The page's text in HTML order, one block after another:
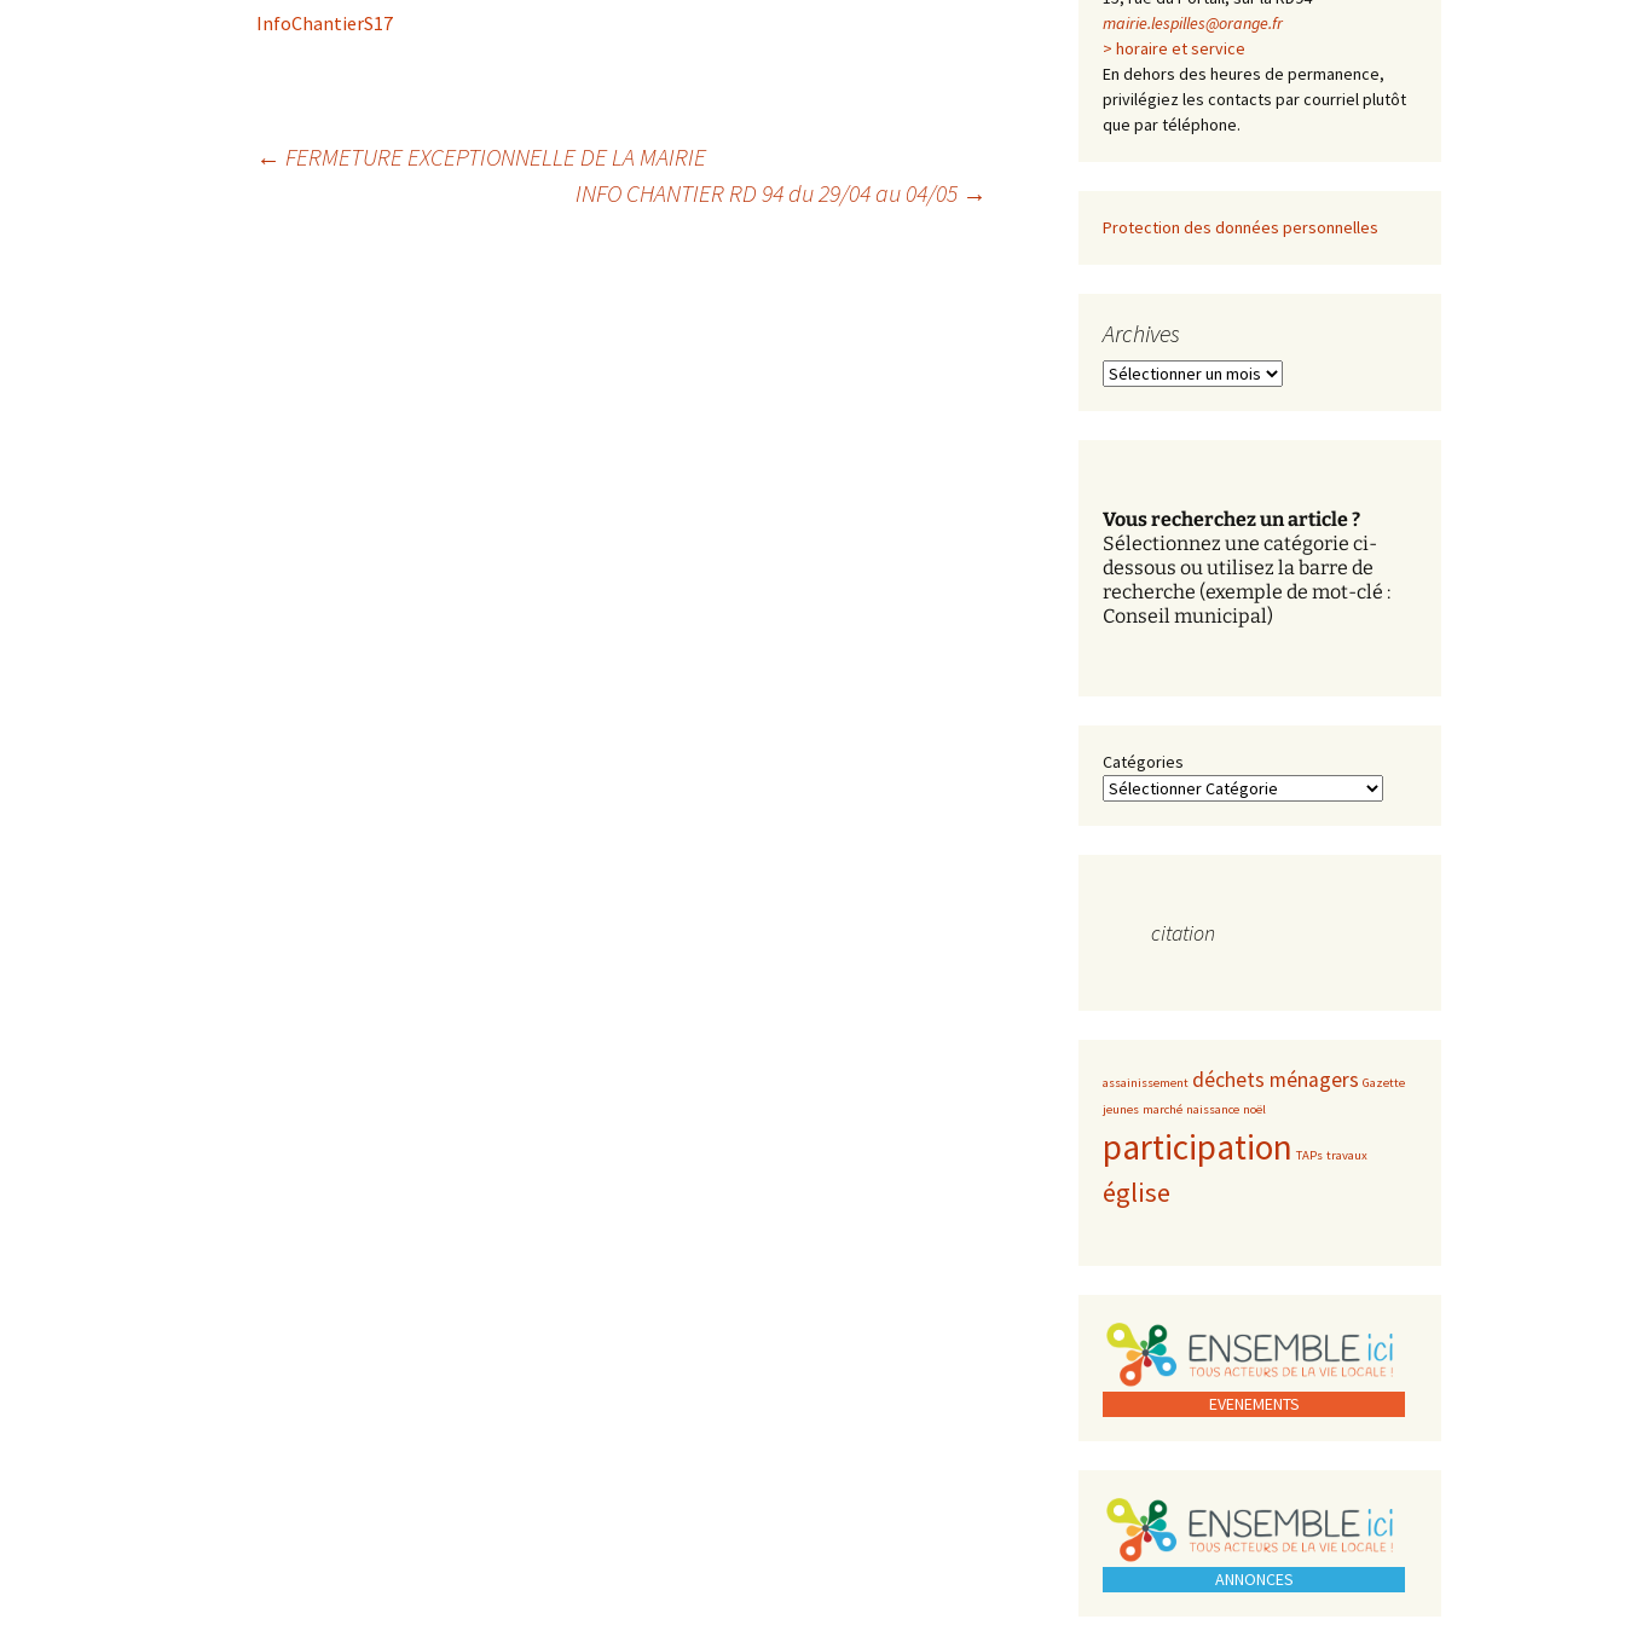
InfoChantierS17
← FERMETURE EXCEPTIONNELLE DE LA MAIRIE
INFO CHANTIER RD 94 du 29/04 au 04/05 →
mairie.lespilles@orange.fr
> horaire et service
En dehors des heures de permanence,
privilégiez les contacts par courriel plutôt
que par téléphone.
Protection des données personnelles
Archives
A
e
s
Vous recherchez un article ?
Sélectionnez une catégorie ci-
dessous ou utilisez la barre de
recherche (exemple de mot-clé :
Conseil municipal)
Catégories
citation
assainissement déchets ménagers Gazette
jeunes marché naissance noël
participation TAPs travaux
église
EVENEMENTS
ANNONCES